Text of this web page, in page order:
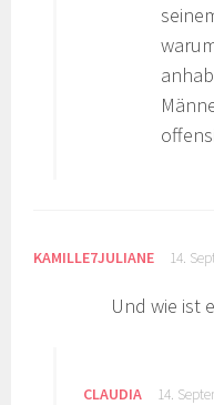
KAMILLE7JULIANE 14.
Und wie ist
CLAUDIA 14.